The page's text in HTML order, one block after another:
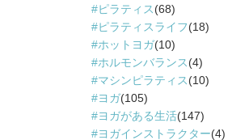
ピラティス(68)
ピラティスライフ(18)
ホットヨガ(10)
ホルモンバランス(4)
マシンピラティス(10)
ヨガ(105)
ヨガがある生活(147)
ヨガインストラクター(4)